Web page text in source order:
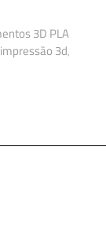
3D PLA
3d,